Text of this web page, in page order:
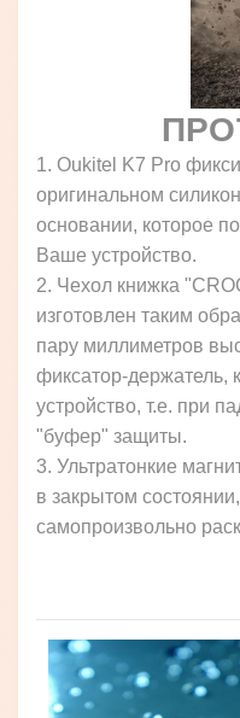
1. Oukitel K7 Pro
оригинальном
основании, которое
Ваше устройство.
2. Чехол книжка
изготовлен таким
пару миллиметров
фиксатор-держатель,
устройство, т.е. при
"буфер" защиты.
3. Ультратонкие
в закрытом
самопроизвольно